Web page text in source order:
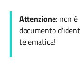
Attenzione: non
documento
telematica!